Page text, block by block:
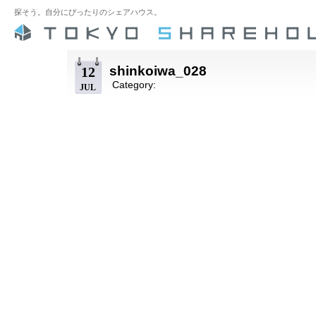
探そう。自分にぴったりのシェアハウス。
12
JUL
shinkoiwa_028
Category: